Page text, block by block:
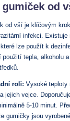
gumiček od
od vší je klíčovým
infekci. Existuje
lze použít k
použití tepla, alkoholu
roli: Vysoké teploty
jejich vejce.
5-10 minut.
gumičky jsou